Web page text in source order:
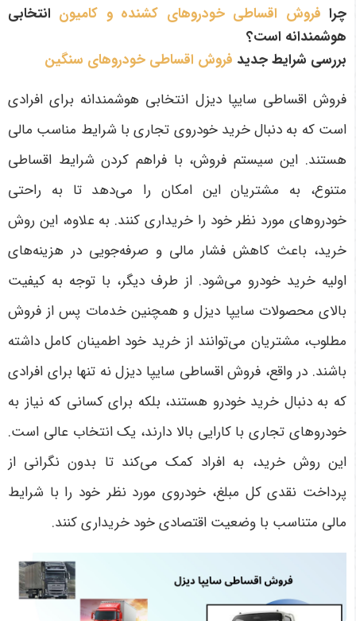
چرا فروش اقساطی خودروهای کشنده و کامیون انتخابی
هوشمندانه است؟
بررسی شرایط جدید فروش اقساطی خودروهای سنگین
فروش اقساطی سایپا دیزل انتخابی هوشمندانه برای افرادی
است که به دنبال خرید خودروی تجاری با شرایط مناسب مالی
هستند. این سیستم فروش، با فراهم کردن شرایط اقساطی
متنوع، به مشتریان این امکان را می‌دهد تا به راحتی
خودروهای مورد نظر خود را خریداری کنند. به علاوه، این روش
خرید، باعث کاهش فشار مالی و صرفه‌جویی در هزینه‌های
اولیه خرید خودرو می‌شود. از طرف دیگر، با توجه به کیفیت
بالای محصولات سایپا دیزل و همچنین خدمات پس از فروش
مطلوب، مشتریان می‌توانند از خرید خود اطمینان کامل داشته
باشند. در واقع، فروش اقساطی سایپا دیزل نه تنها برای افرادی
که به دنبال خرید خودرو هستند، بلکه برای کسانی که نیاز به
خودروهای تجاری با کارایی بالا دارند، یک انتخاب عالی است.
این روش خرید، به افراد کمک می‌کند تا بدون نگرانی از
پرداخت نقدی کل مبلغ، خودروی مورد نظر خود را با شرایط
مالی متناسب با وضعیت اقتصادی خود خریداری کنند.